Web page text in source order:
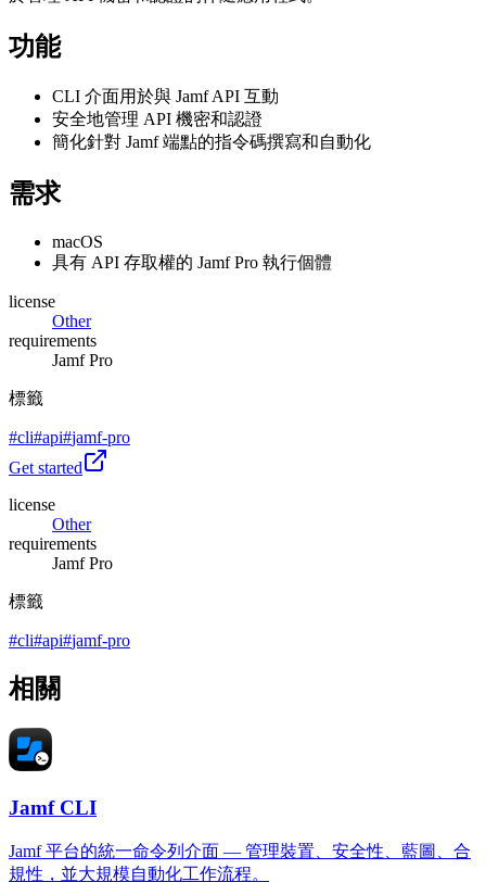
功能
CLI 介面用於與 Jamf API 互動
安全地管理 API 機密和認證
簡化針對 Jamf 端點的指令碼撰寫和自動化
需求
macOS
具有 API 存取權的 Jamf Pro 執行個體
license
Other
requirements
Jamf Pro
標籤
#cli#api#jamf-pro
Get started
license
Other
requirements
Jamf Pro
標籤
#cli#api#jamf-pro
相關
Jamf CLI
Jamf 平台的統一命令列介面 — 管理裝置、安全性、藍圖、合
規性，並大規模自動化工作流程。